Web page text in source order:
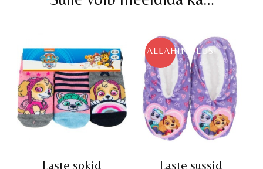
Laste sokid
ALLAHINDLUS!
Laste sussid